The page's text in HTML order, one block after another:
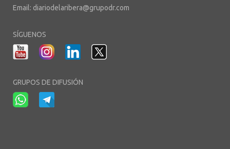
Email: diariodelaribera@grupodr.com
SÍGUENOS
GRUPOS DE DIFUSIÓN